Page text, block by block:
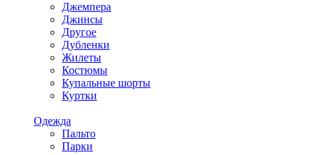
Джемпера
Джинсы
Другое
Дубленки
Жилеты
Костюмы
Купальные шорты
Куртки
Одежда
Пальто
Парки